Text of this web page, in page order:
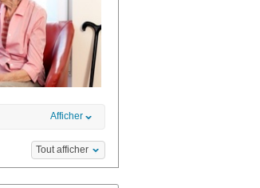
Afficher
Tout afficher